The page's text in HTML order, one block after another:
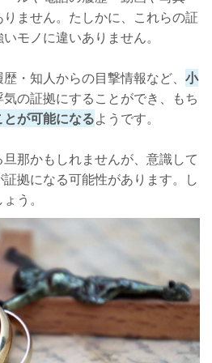
ません。たしかに、これらの証
モノに違いありません。
・知人からの目撃情報など、 小
気の証拠にすることができ、もち
が可能になるようです。
那かもしれませんが、意識して
拠になる可能性があります。し
う。